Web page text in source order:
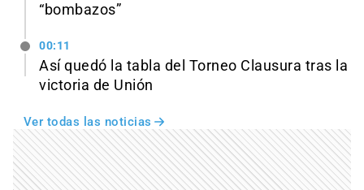
“bombazos”
00:11
Así quedó la tabla del Torneo Clausura tras la
victoria de Unión
Ver todas las noticias